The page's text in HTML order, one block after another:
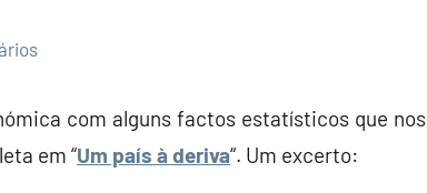
com alguns factos estatísticos que nos
em “Um país à deriva“. Um excerto: